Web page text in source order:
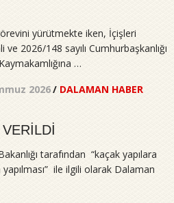
yürütmekte iken, İçişleri
ve 2026/148 sayılı Cumhurbaşkanlığı
…
2026/ DALAMAN HABER
tarafından “kaçak yapılara
ile ilgili olarak Dalaman